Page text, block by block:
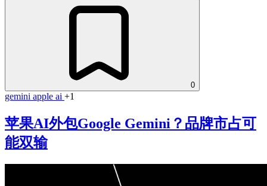
0
gemini apple ai +1
苹果AI外包Google Gemini？品牌市占可
能双输